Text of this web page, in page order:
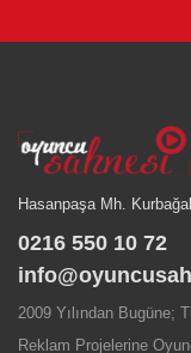
Hasanpaşa Mh.
0216 550 10 72
2009 Yılından Bugüne;
Reklam Projelerine